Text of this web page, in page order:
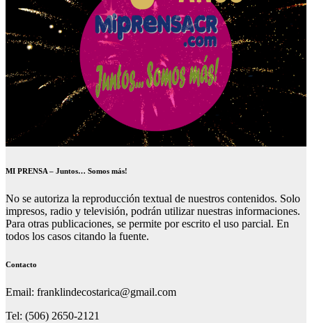
MI PRENSA – Juntos… Somos más!
No se autoriza la reproducción textual de nuestros contenidos. Solo
impresos, radio y televisión, podrán utilizar nuestras informaciones.
Para otras publicaciones, se permite por escrito el uso parcial. En
todos los casos citando la fuente.
Contacto
Email: franklindecostarica@gmail.com
Tel: (506) 2650-2121